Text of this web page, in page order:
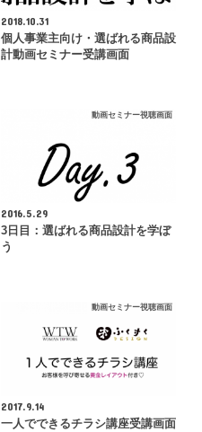
2018.10.31
個人事業主向け・選ばれる商品設
計動画セミナー受講画面
動画セミナー視聴画面
2016.5.29
3日目：選ばれる商品設計を学ぼ
う
動画セミナー視聴画面
2017.9.14
一人でできるチラシ講座受講画面